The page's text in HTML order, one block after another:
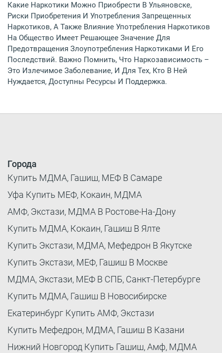
Какие Наркотики Можно Приобрести В Ульяновске,
Риски Приобретения И Употребления Запрещенных
Наркотиков, А Также Влияние Употребления Наркотиков
На Общество Имеет Решающее Значение Для
Предотвращения Злоупотребления Наркотиками И Его
Последствий. Важно Помнить, Что Наркозависимость –
Это Излечимое Заболевание, И Для Тех, Кто В Ней
Нуждается, Доступны Ресурсы И Поддержка.
Города
Купить МДМА, Гашиш, МЕФ В Самаре
Уфа Купить МЕФ, Кокаин, МДМА
АМФ, Экстази, МДМА В Ростове-На-Дону
Купить МДМА, Кокаин, Гашиш В Ялте
Купить Экстази, МДМА, Мефедрон В Якутске
Купить Экстази, МЕФ, Гашиш В Москве
МДМА, Экстази, МЕФ В СПБ, Санкт-Петербурге
Купить МДМА, Гашиш В Новосибирске
Екатеринбург Купить АМФ, Экстази
Купить Мефедрон, МДМА, Гашиш В Казани
Нижний Новгород Купить Гашиш, Амф, МДМА